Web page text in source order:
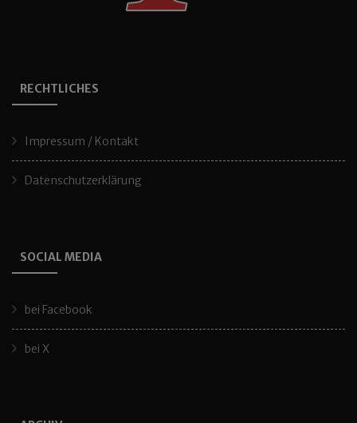
RECHTLICHES
Impressum / Kontakt
Datenschutzerklärung
SOCIAL MEDIA
bei Facebook
bei X